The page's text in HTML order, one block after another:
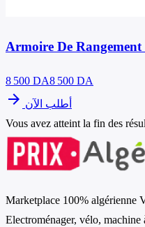
Armoire De
8 500 DA8 500 DA
arrow_forward أطلب الآن
Vous avez atteint la fin des
Marketplace 100% algérienne
Electroménager, vélo, machine